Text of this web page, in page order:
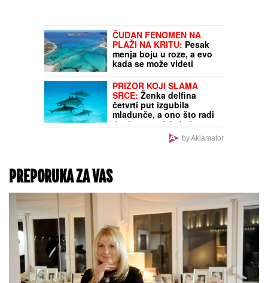
ČUDAN FENOMEN NA
PLAŽI NA KRITU: Pesak
menja boju u roze, a evo
kada se može videti
PRIZOR KOJI SLAMA
SRCE: Ženka delfina
četvrti put izgubila
mladunče, a ono što radi
danima rasplakalo je svet
by Aklamator
PREPORUKA ZA VAS